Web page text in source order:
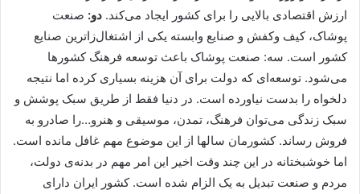
ارزش اقتصادی بالایی را برای کشور ایجاد می‌کند. دو: صنعت
پوشاک، کیف وکفش و صنایع وابسته یکی از اشتغال‌زاترین صنایع
کشور است. سه: صنعت پوشاک باعث توسعه فرهنگ کشورها
می‌شود. توسعه‌ای که دولت برای آن هزینه بسیاری کرده اما نتیجه
دلخواه را بدست نیاورده است. در دنیا فقط از طریق سبک پوشش و
سبک زندگی می‌توان فرهنگ، تمدن، موسیقی و هنرو…را صادرو به
فروش رساند. کشورمان سالها از این موضوع مهم غافل مانده است.
اما خوشبختانه در این چند وقت اخیر این امر مهم در بدنه‌ی دولت،
مردم و صنعت تبدیل به یک الزام شده است. کشور ایران دارای